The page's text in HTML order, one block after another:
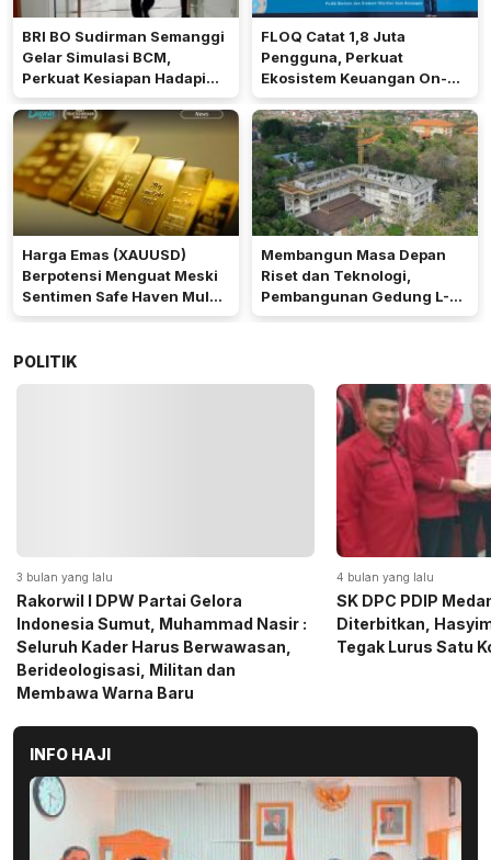
BRI BO Sudirman Semanggi
Gelar Simulasi BCM,
Perkuat Kesiapan Hadapi
Kondisi Darurat
FLOQ Catat 1,8 Juta
Pengguna, Perkuat
Ekosistem Keuangan On-
Chain Bersama AWS
Harga Emas (XAUUSD)
Berpotensi Menguat Meski
Sentimen Safe Haven Mulai
Berkurang
Membangun Masa Depan
Riset dan Teknologi,
Pembangunan Gedung L-
SSIT Universitas Udayana
POLITIK
4 bulan yang lalu
SK DPC PDIP Medan Resmi
Diterbitkan, Hasyim SE: Solid dan
Tegak Lurus Satu Komando
5 bulan yang lalu
Momen Haru
Gerindra Sumut
Sembako kepada
INFO HAJI